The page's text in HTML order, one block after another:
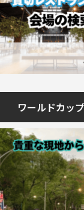
ワールドカッ